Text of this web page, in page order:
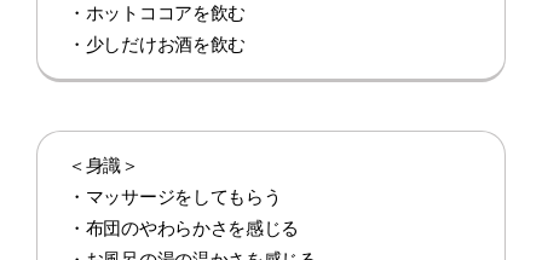
・ホットココアを飲む
・少しだけお酒を飲む
＜身識＞
・マッサージをしてもらう
・布団のやわらかさを感じる